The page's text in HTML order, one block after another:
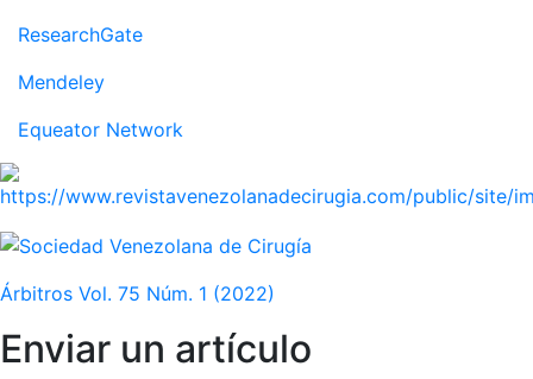
ResearchGate
Mendeley
Equeator Network
Árbitros Vol. 75 Núm. 1 (2022)
Enviar un artículo